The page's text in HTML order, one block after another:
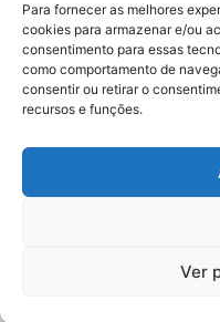
Para fornecer as melhores
cookies para armazenar e/ou
consentimento para essas
como comportamento de
consentir ou retirar o
recursos e funções.
Ver
Contatos
(85) 99868-3664